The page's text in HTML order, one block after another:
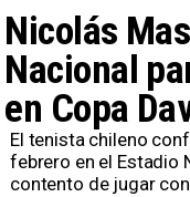
Nicolás
Nacional
en Copa
El tenista chileno
febrero en el Estadio
contento de jugar